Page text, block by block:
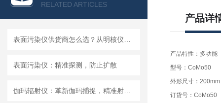
RELATED ARTICLES
表面污染仪：精准探测，防止扩散
产品详
产品特性：多功能
型号：CoMo50
外形尺寸：200mm
订货号：CoMo50